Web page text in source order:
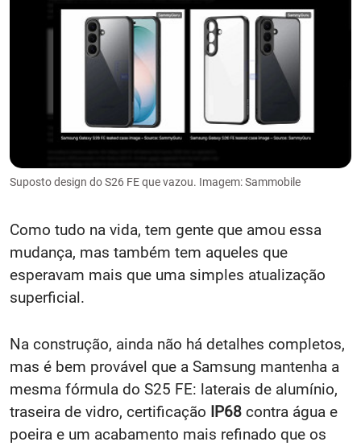
Suposto design do S26 FE que vazou. Imagem: Sammobile
Como tudo na vida, tem gente que amou essa
mudança, mas também tem aqueles que
esperavam mais que uma simples atualização
superficial.
Na construção, ainda não há detalhes completos,
mas é bem provável que a Samsung mantenha a
mesma fórmula do S25 FE: laterais de alumínio,
traseira de vidro, certificação IP68 contra água e
poeira e um acabamento mais refinado que os